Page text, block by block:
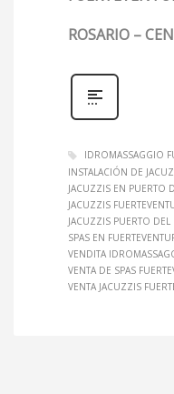
ROSARIO –
IDROMASSAGGIO
INSTALACIÓN DE
JACUZZIS EN PUERTO
JACUZZIS
JACUZZIS PUERTO DEL
SPAS EN
VENDITA
VENTA DE SPAS
VENTA JACUZZIS